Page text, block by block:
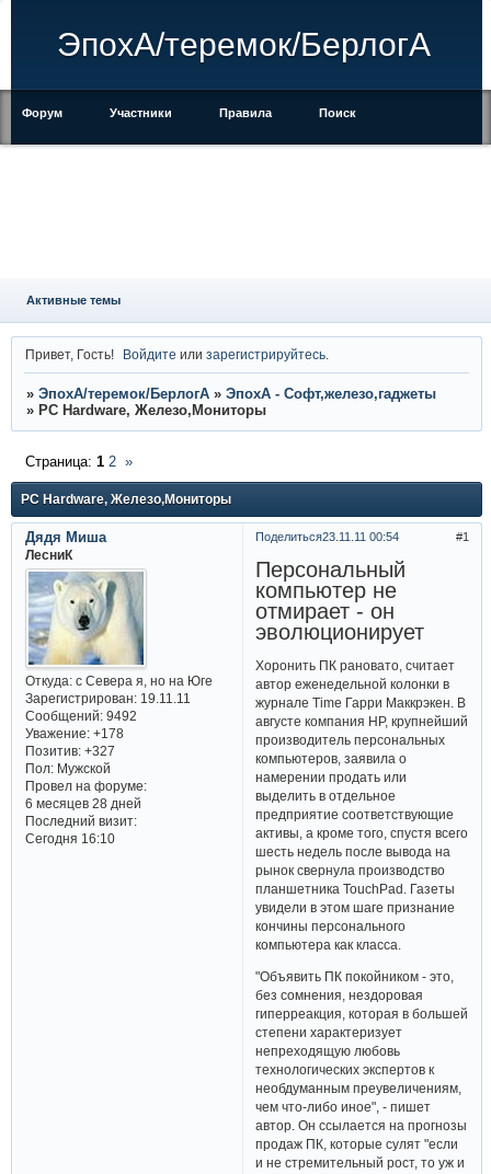
ЭпохА/теремок/БерлогА
Форум Участники Правила Поиск
Активные темы
Привет, Гость! Войдите илизарегистрируйтесь
» ЭпохА/теремок/БерлогА » ЭпохА - Софт,железо,гаджеты
» PC Hardware, Железо,Мониторы
PC Hardware, Железо,Мониторы
Страница: 1 2 »
Поделиться 1
23.11.11 00:54
Дядя Миша
ЛесниК
Откуда:с Севера я, но на Юге
Зарегистрирован: 19.11.11
Сообщений:9492
Уважение: +178
Позитив: +327
Пол:Мужской
Провел на форуме:
6 месяцев 28 дней
Последний визит:
Сегодня 16:10
Персональный
компьютер не
отмирает - он
эволюционирует
Хоронить ПК рановато, считает
автор еженедельной колонки в
журнале Time Гарри Маккрэкен. В
августе компания HP, крупнейший
производитель персональных
компьютеров, заявила о
намерении продать или
выделить в отдельное
предприятие соответствующие
активы, а кроме того, спустя всего
шесть недель после вывода на
рынок свернула производство
планшетника TouchPad. Газеты
увидели в этом шаге признание
кончины персонального
компьютера как класса.
"Объявить ПК покойником - это,
без сомнения, нездоровая
гиперреакция, которая в большей
степени характеризует
непреходящую любовь
технологических экспертов к
необдуманным преувеличениям,
чем что-либо иное", - пишет
автор. Он ссылается на прогнозы
продаж ПК, которые сулят "если
и не стремительный рост, то уж и